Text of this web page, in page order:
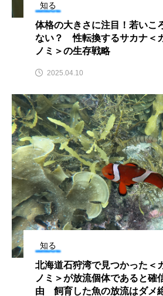
クロスジギンポ クロソイ
クロツラヘラサギ
グラミー
ケープペンギン ゲンゴロウ
コウテイペンギン コオイムシ
コガタペンギン コガネスズメ
コクチバス コクレン
コトクラゲ コノシロ
コブシメ
コモレビクラゲ コモンイトギ
知る
体格の大きさに注目！若いこ
ない？ 性転換するサカナ＜
ノミ＞の生存戦略
2025.04.10
知る
北海道石狩湾で見つかった＜
ノミ＞が放流個体であると確
由 飼育した魚の放流はダメ